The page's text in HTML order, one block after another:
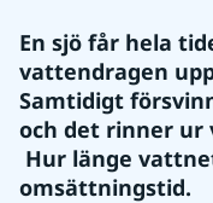
En sjö får hela
vattendragen
Samtidigt
och det rinner ur
Hur länge
omsättningstid.